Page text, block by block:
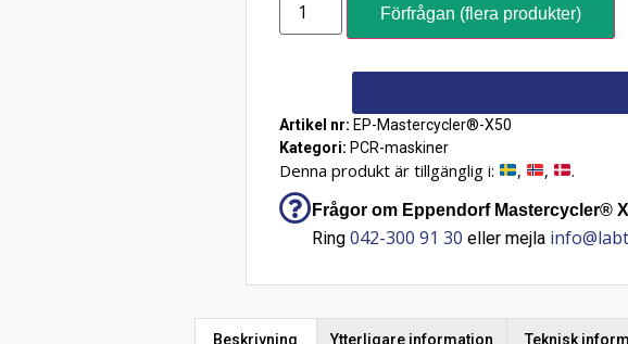
Förfrågan (flera produkter)
Artikel nr: EP-Mastercycler®-X50
Kategori: PCR-maskiner
Denna produkt är tillgänglig i: , , .
Frågor om Eppendorf Mastercycler®
Ring 042-300 91 30 eller mejla
Beskrivning Ytterligare information Teknisk